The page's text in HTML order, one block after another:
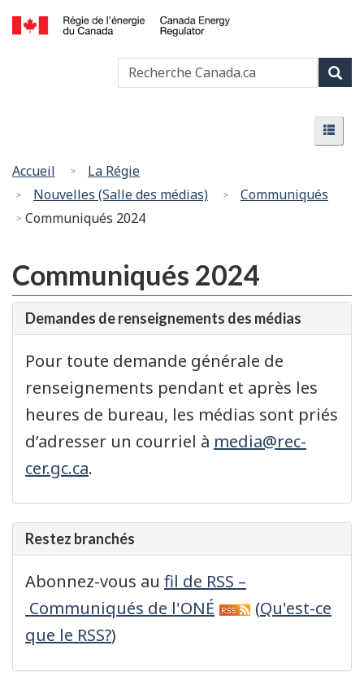
Passer
au
contenu
principal
Version
HTML
simplifiée
l’énergie
du
Canada
Vous
êtes
ici
Accueil
La Régie
Nouvelles (Salle des médias)
Communiqués
Communiqués 2024
Communiqués 2024
Demandes de renseignements des médias
Pour toute demande générale de
renseignements pendant et après les
heures de bureau, les médias sont priés
d’adresser un courriel à media@rec-
cer.gc.ca.
Restez branchés
Abonnez-vous au fil de RSS –
Communiqués de l'ONÉ
(Qu'est-ce
que le RSS?)